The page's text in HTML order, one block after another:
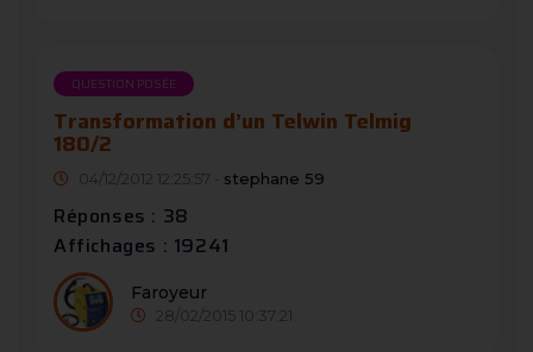
QUESTION POSÉE
Transformation d’un Telwin Telmig
180/2
04/12/2012 12:25:57 - stephane 59
Réponses : 38
Affichages : 19241
Faroyeur
28/02/2015 10:37:21